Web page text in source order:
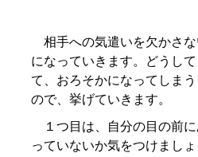
相手への気遣いを欠かさ
になっていきます。どうし
て、おろそかになってしま
ので、挙げていきます。
１つ目は、自分の目の前
っていないか気をつけまし